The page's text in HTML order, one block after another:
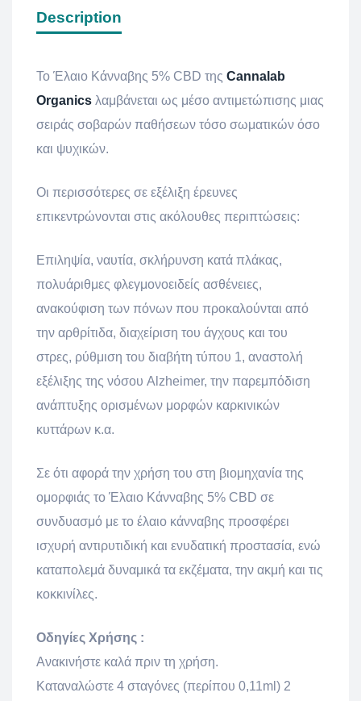
Description
Το Έλαιο Κάνναβης 5% CBD της Cannalab
Organics λαμβάνεται ως μέσο αντιμετώπισης μιας
σειράς σοβαρών παθήσεων τόσο σωματικών όσο
και ψυχικών.
Οι περισσότερες σε εξέλιξη έρευνες
επικεντρώνονται στις ακόλουθες περιπτώσεις:
Επιληψία, ναυτία, σκλήρυνση κατά πλάκας,
πολυάριθμες φλεγμονοειδείς ασθένειες,
ανακούφιση των πόνων που προκαλούνται από
την αρθρίτιδα, διαχείριση του άγχους και του
στρες, ρύθμιση του διαβήτη τύπου 1, αναστολή
εξέλιξης της νόσου Alzheimer, την παρεμπόδιση
ανάπτυξης ορισμένων μορφών καρκινικών
κυττάρων κ.α.
Σε ότι αφορά την χρήση του στη βιομηχανία της
ομορφιάς το Έλαιο Κάνναβης 5% CBD σε
συνδυασμό με το έλαιο κάνναβης προσφέρει
ισχυρή αντιρυτιδική και ενυδατική προστασία, ενώ
καταπολεμά δυναμικά τα εκζέματα, την ακμή και τις
κοκκινίλες.
Οδηγίες Χρήσης :
Ανακινήστε καλά πριν τη χρήση.
Καταναλώστε 4 σταγόνες (περίπου 0,11ml) 2